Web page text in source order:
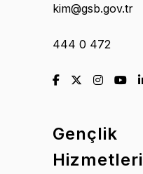
kim@gsb.gov.tr
444 0 472
Gençlik
Hizmetleri